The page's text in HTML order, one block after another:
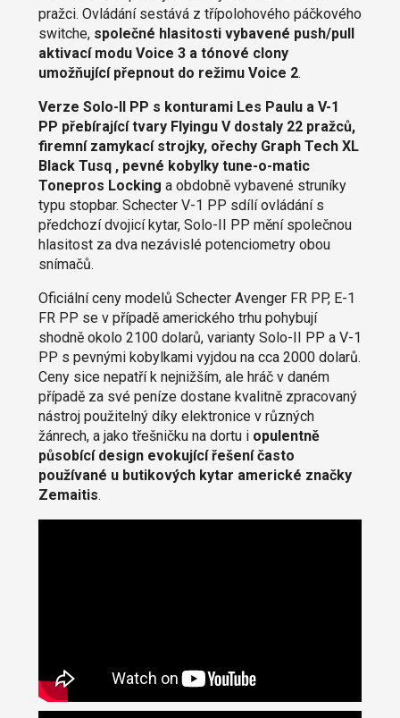
pražci. Ovládání sestává z třípolohového páčkového
switche, společné hlasitosti vybavené push/pull
aktivací modu Voice 3 a tónové clony
umožňující přepnout do režimu Voice 2.
Verze Solo-II PP s konturami Les Paulu a V-1
PP přebírající tvary Flyingu V dostaly 22 pražců,
firemní zamykací strojky, ořechy Graph Tech XL
Black Tusq , pevné kobylky tune-o-matic
Tonepros Locking a obdobně vybavené struníky
typu stopbar. Schecter V-1 PP sdílí ovládání s
předchozí dvojicí kytar, Solo-II PP mění společnou
hlasitost za dva nezávislé potenciometry obou
snímačů.
Oficiální ceny modelů Schecter Avenger FR PP, E-1
FR PP se v případě amerického trhu pohybují
shodně okolo 2100 dolarů, varianty Solo-II PP a V-1
PP s pevnými kobylkami vyjdou na cca 2000 dolarů.
Ceny sice nepatří k nejnižším, ale hráč v daném
případě za své peníze dostane kvalitně zpracovaný
nástroj použitelný díky elektronice v různých
žánrech, a jako třešničku na dortu i opulentně
působící design evokující řešení často
používané u butikových kytar americké značky
Zemaitis.